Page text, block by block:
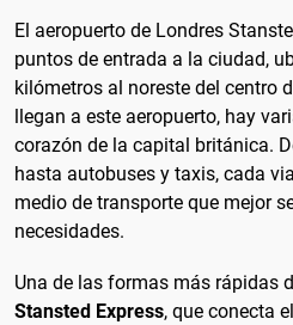
El aeropuerto de Londres
puntos de entrada a la ciudad,
kilómetros al noreste del centro
llegan a este aeropuerto, hay
corazón de la capital británica.
hasta autobuses y taxis, cada
medio de transporte que mejor
necesidades.
Una de las formas más rápidas
Stansted Express, que conecta